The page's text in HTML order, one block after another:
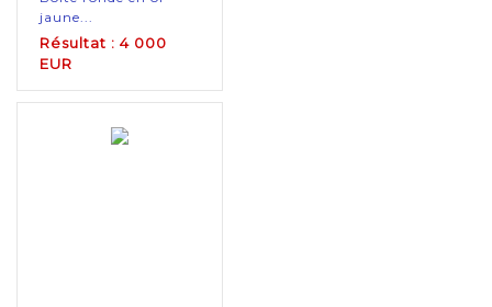
jaune...
Résultat : 4 000
EUR